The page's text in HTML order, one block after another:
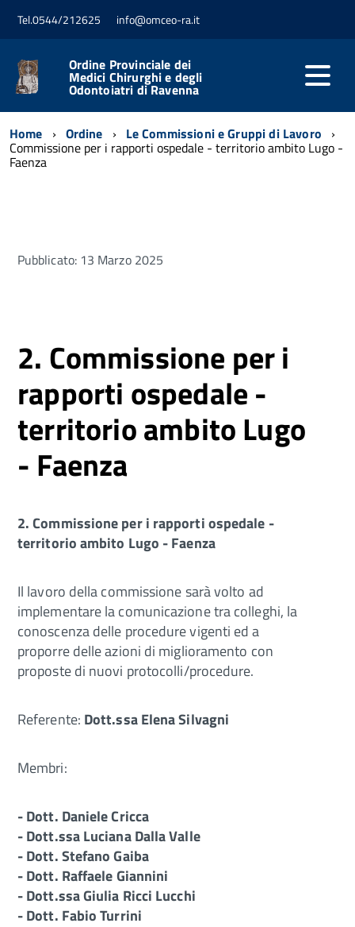
Tel.0544/212625 info@omceo-ra.it
Ordine Provinciale dei
Medici Chirurghi e degli
Odontoiatri di Ravenna
Home Ordine Le Commissioni e Gruppi di Lavoro
Commissione per i rapporti ospedale - territorio ambito Lugo -
Faenza
Pubblicato: 13 Marzo 2025
2. Commissione per i
rapporti ospedale -
territorio ambito Lugo
- Faenza
2. Commissione per i rapporti ospedale -
territorio ambito Lugo - Faenza
Il lavoro della commissione sarà volto ad
implementare la comunicazione tra colleghi, la
conoscenza delle procedure vigenti ed a
proporre delle azioni di miglioramento con
proposte di nuovi protocolli/procedure.
Referente: Dott.ssa Elena Silvagni
Membri:
- Dott. Daniele Cricca
- Dott.ssa Luciana Dalla Valle
- Dott. Stefano Gaiba
- Dott. Raffaele Giannini
- Dott.ssa Giulia Ricci Lucchi
- Dott. Fabio Turrini